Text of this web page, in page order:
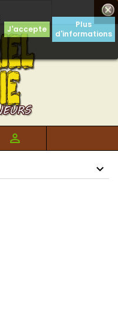

J'accepte
Plus
d'informations
